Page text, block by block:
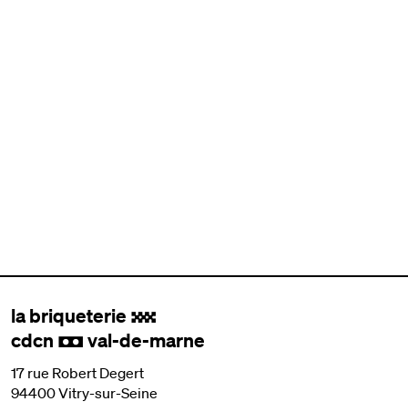
la briqueterie .
cdcn , val-de-marne
17 rue Robert Degert
94400 Vitry-sur-Seine